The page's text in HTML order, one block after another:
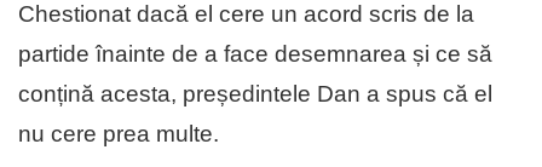
Chestionat dacă el cere un acord scris de la
partide înainte de a face desemnarea și ce să
conțină acesta, președintele Dan a spus că el
nu cere prea multe.